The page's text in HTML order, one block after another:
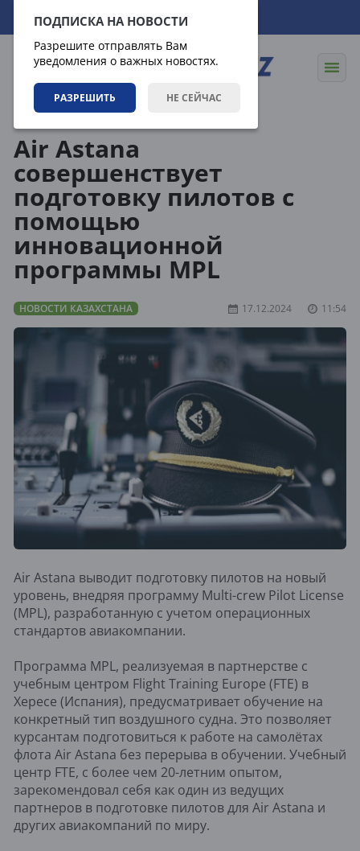
ПОДПИСКА НА НОВОСТИ
Разрешите отправлять Вам
уведомления о важных новостях.
РАЗРЕШИТЬ НЕ СЕЙЧАС
07.08.2026 01:11:33
Air Astana
совершенствует
подготовку пилотов с
помощью
инновационной
программы MPL
НОВОСТИ КАЗАХСТАНА 17.12.2024 11:54
Air Astana выводит подготовку пилотов на новый
уровень, внедряя программу Multi-crew Pilot License
(MPL), разработанную с учетом операционных
стандартов авиакомпании.
Программа MPL, реализуемая в партнерстве с
учебным центром Flight Training Europe (FTE) в
Хересе (Испания), предусматривает обучение на
конкретный тип воздушного судна. Это позволяет
курсантам подготовиться к работе на самолётах
флота Air Astana без перерыва в обучении. Учебный
центр FTE, с более чем 20-летним опытом,
зарекомендовал себя как один из ведущих
партнеров в подготовке пилотов для Air Astana и
других авиакомпаний по миру.